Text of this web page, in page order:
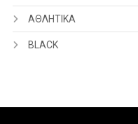
ΑΘΛΗΤΙΚΑ
BLACK